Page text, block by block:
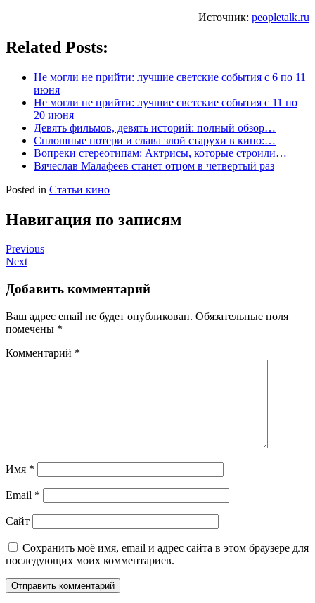
Источник: peopletalk.ru
Related Posts:
Не могли не прийти: лучшие светские события с 6 по 11
июня
Не могли не прийти: лучшие светские события с 11 по
20 июня
Девять фильмов, девять историй: полный обзор…
Сплошные потери и слава злой старухи в кино:…
Вопреки стереотипам: Актрисы, которые строили…
Вячеслав Малафеев станет отцом в четвертый раз
Posted in Статьи кино
Навигация по записям
Previous
Next
Добавить комментарий
Ваш адрес email не будет опубликован. Обязательные поля
помечены *
Комментарий *
Имя *
Email *
Сайт
Сохранить моё имя, email и адрес сайта в этом браузере для
последующих моих комментариев.